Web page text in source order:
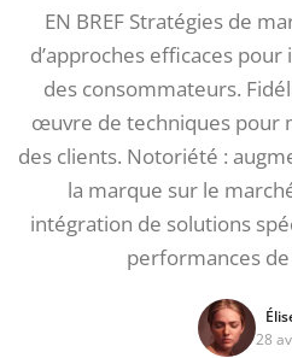
EN BREF Stratégies de
d’approches efficaces
des consommateurs.
œuvre de techniques pour
des clients. Notoriété :
la marque sur le
intégration de solutions
performances
28